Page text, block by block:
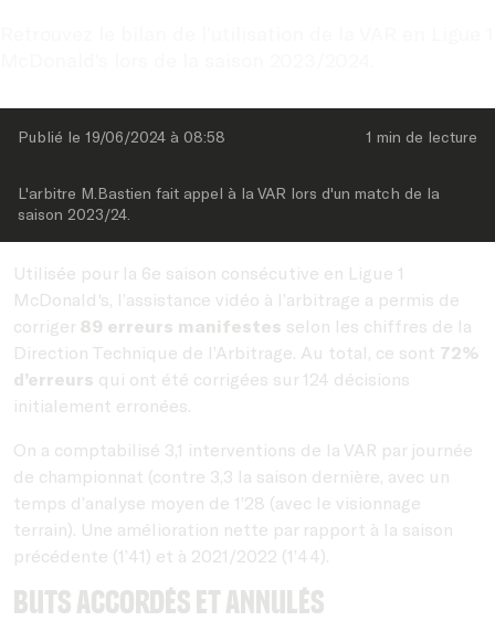
Publié le 19/06/2024 à 08:58 1 min de lecture
L'arbitre M.Bastien fait appel à la VAR lors d'un match de la
saison 2023/24.
Utilisée pour la 6e saison consécutive en Ligue 1
McDonald's, l’assistance vidéo à l’arbitrage a permis de
corriger 89 erreurs manifestes selon les chiffres de la
Direction Technique de l’Arbitrage. Au total, ce sont 72%
d’erreurs qui ont été corrigées sur 124 décisions
initialement erronées.
On a comptabilisé 3,1 interventions de la VAR par journée
de championnat (contre 3,3 la saison dernière, avec un
temps d’analyse moyen de 1’28 (avec le visionnage
terrain). Une amélioration nette par rapport à la saison
précédente (1’41) et à 2021/2022 (1’44).
Buts accordés et annulés